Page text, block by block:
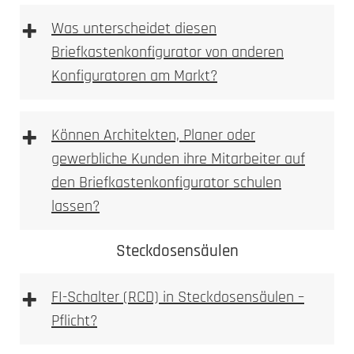
2. Ausmessen
LED-Leuchte
Briefkasten Konfigurator
+
Was unterscheidet diesen
Briefkastenkonfigurator von anderen
Konfiguratoren am Markt?
Briefkasten Konfigurator
+
Können Architekten, Planer oder
gewerbliche Kunden ihre Mitarbeiter auf
den Briefkastenkonfigurator schulen
lassen?
Briefkastenkonfigurator
Steckdosensäulen
+
FI-Schalter (RCD) in Steckdosensäulen –
Pflicht?